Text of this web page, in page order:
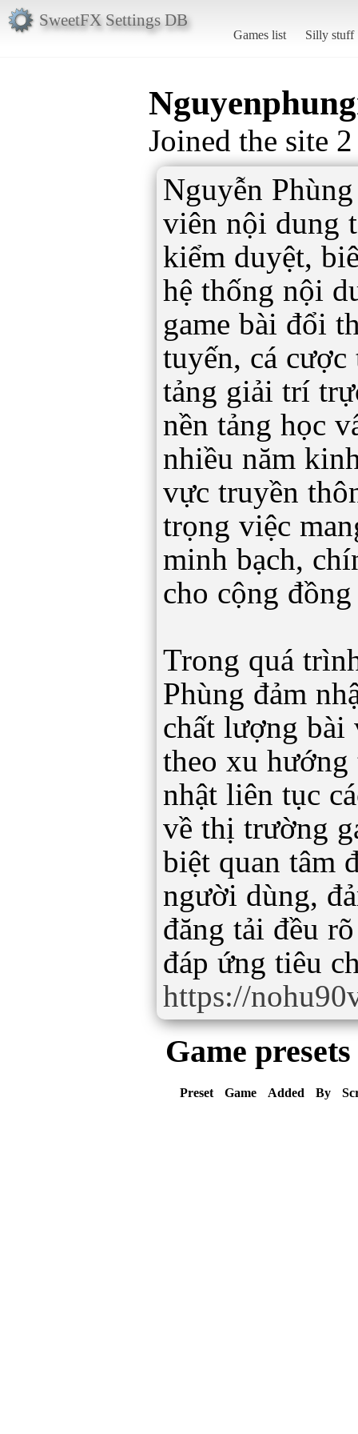
SweetFX Settings DB
Games list Silly stuff
Joined the site
Nguyễn
viên nội dung
kiểm duyệt,
hệ thống nội
game bài đổi
tuyến, cá cược
tảng giải trí
nền tảng học
nhiều năm
vực truyền
trọng việc
minh bạch,
cho cộng
Trong quá
Phùng đảm
chất lượng
theo xu
nhật liên tục
về thị trường
biệt quan tâm
người dùng,
đăng tải đều
đáp ứng tiêu
https://
Game presets
Preset Game Added By